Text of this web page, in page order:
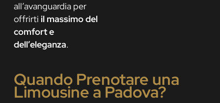
all’avanguardia per
offrirti il massimo del
comfort e
dell’eleganza.
Quando Prenotare una
Limousine a Padova?